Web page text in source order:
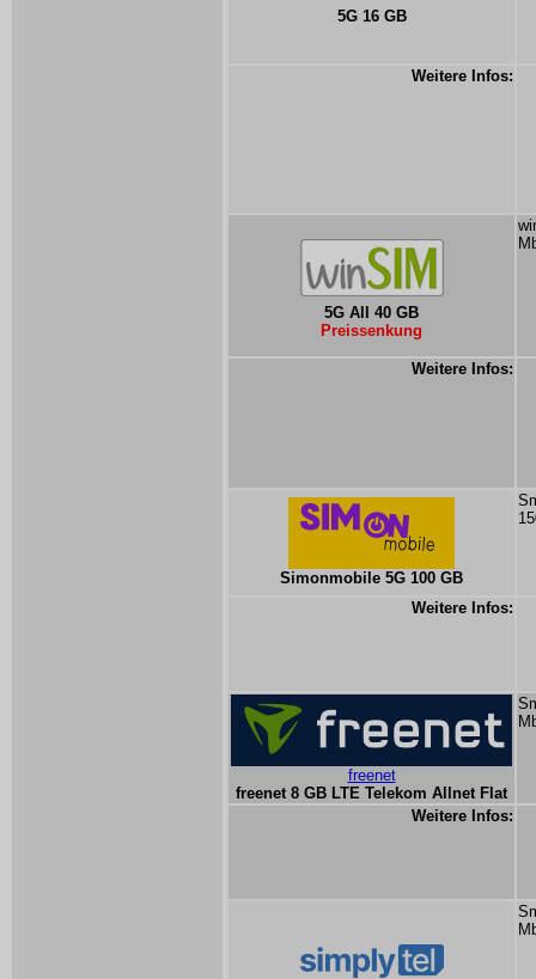
5G 16 GB
Weitere Infos:
5G All 40 GB
Preissenkung
Weitere Infos:
Simonmobile 5G 100 GB
Weitere Infos:
freenet
freenet 8 GB LTE Telekom Allnet Flat
Weitere Infos: